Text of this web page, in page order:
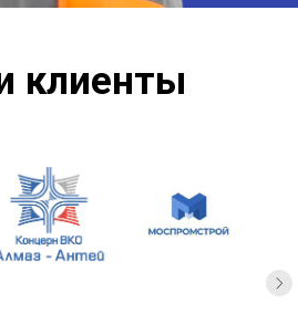
клиенты